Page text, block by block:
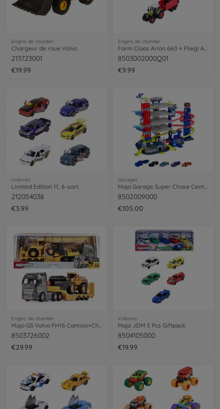
Engins de chantier
Chargeur de roue Volvo
213723001
€19.99
Engins de chantier
8503002000Q01
€9.99
Voitures
Limited Edition 11, 6-sort.
212054038
€3.99
Garages
Majo Garage Super Chase Center
8502009000
€105.00
Engins de chantier
8503726002
€29.99
Voitures
Majo JDM 5 Pcs Giftpack
8504105000
€19.99